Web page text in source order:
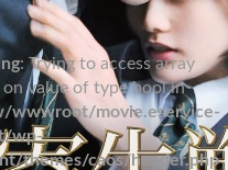
: Trying to access array
value of type bool in
wwwroot/movie.eservice-
wp-
themes/caos/header.php